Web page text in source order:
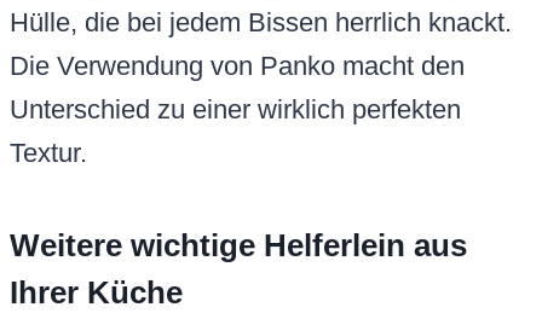
Hülle, die bei jedem Bissen herrlich knackt.
Die Verwendung von Panko macht den
Unterschied zu einer wirklich perfekten
Textur.
Weitere wichtige Helferlein aus
Ihrer Küche